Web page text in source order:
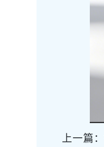
上一篇：